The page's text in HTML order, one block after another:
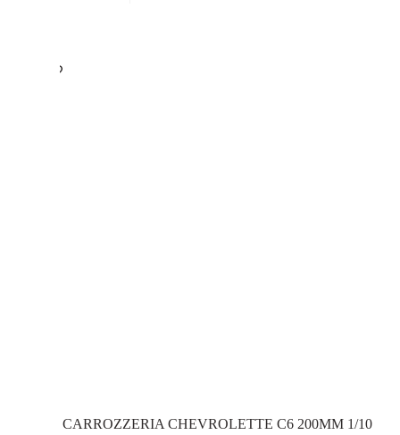
CARROZZERIA CHEVROLETTE C6 200MM 1/10